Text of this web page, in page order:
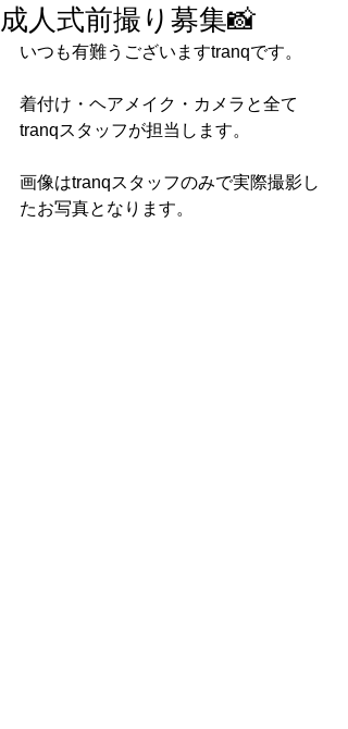
成人式前撮り募集📸
いつも有難うございますtranqです。
着付け・ヘアメイク・カメラと全て
tranqスタッフが担当します。
画像はtranqスタッフのみで実際撮影し
たお写真となります。